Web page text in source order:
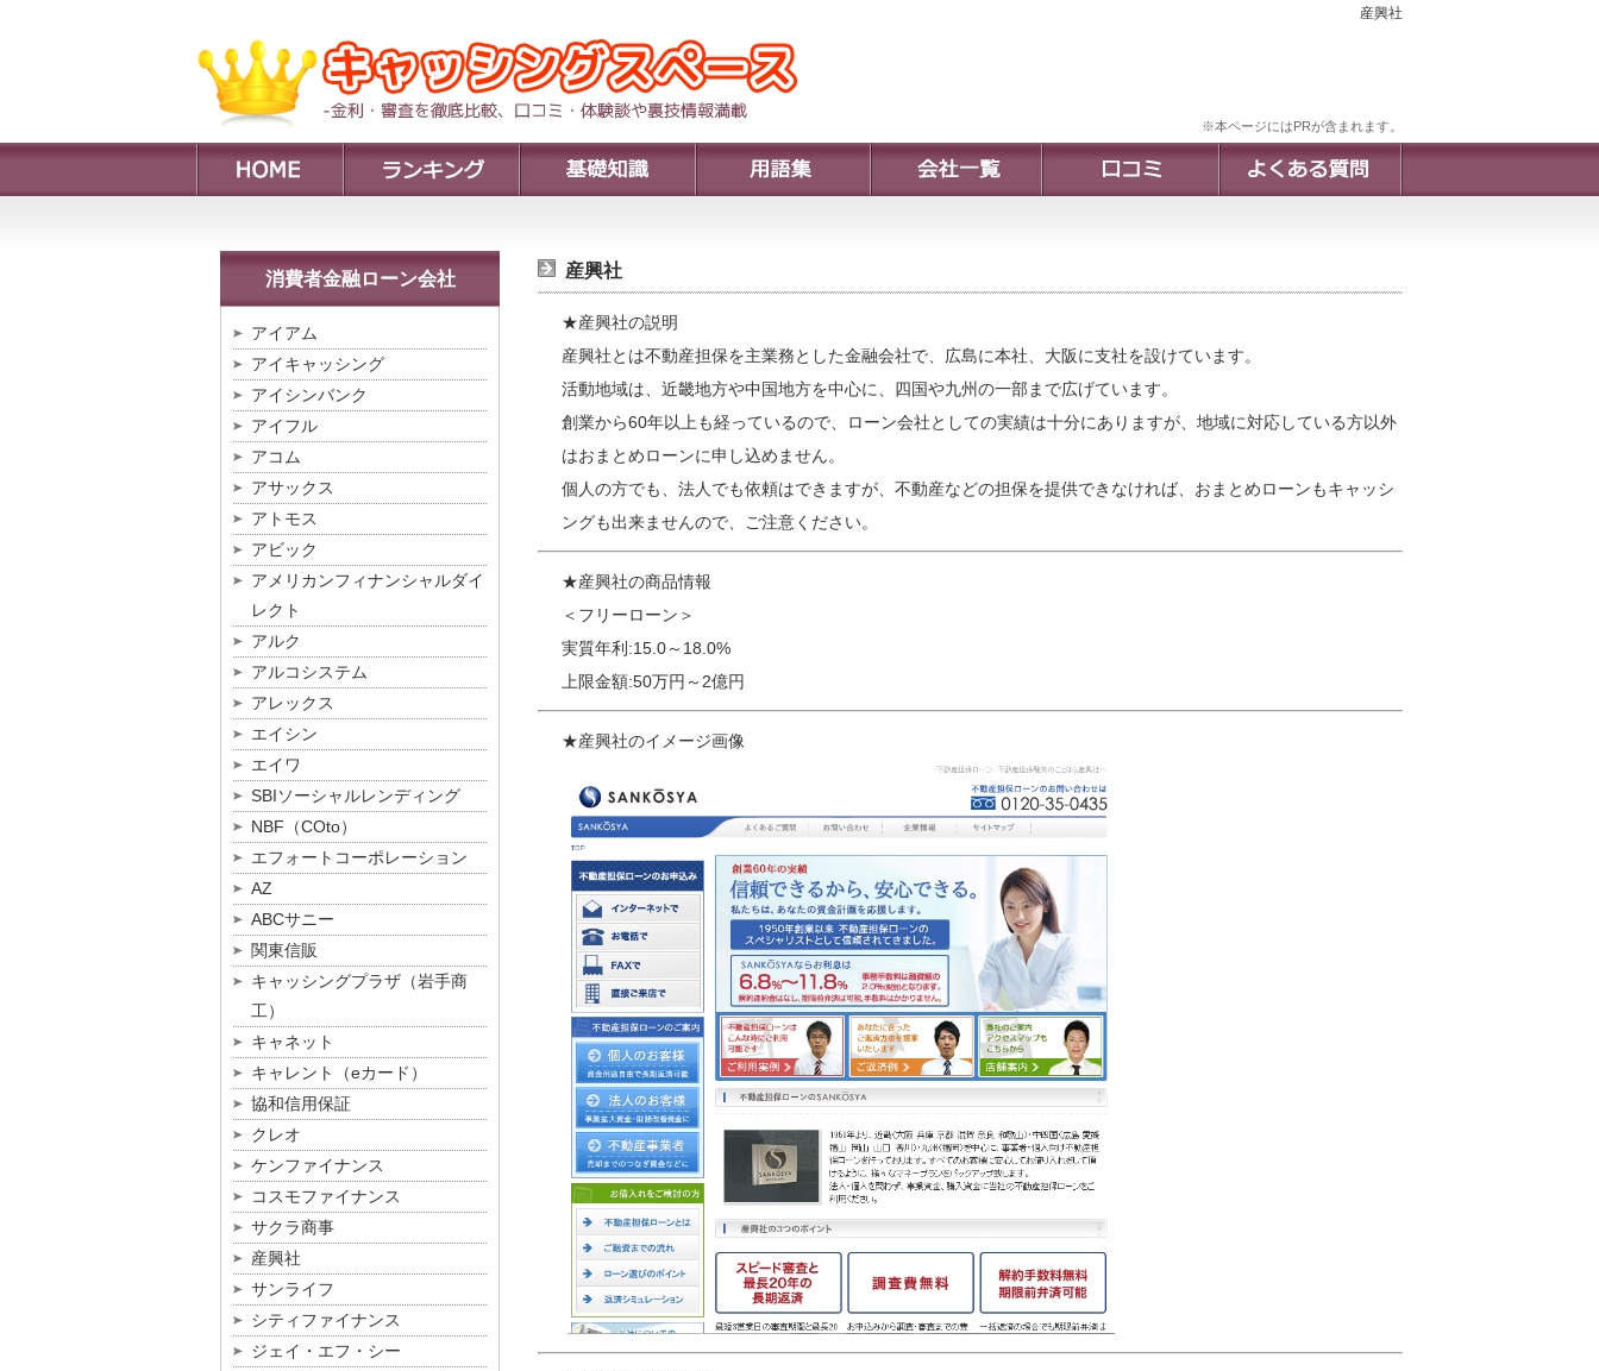
産興社
※本ページにはPRが含まれます。
消費者金融ローン会社
アイアム
アイキャッシング
アイシンバンク
アイフル
アコム
アサックス
アトモス
アビック
アメリカンフィナンシャルダイ
レクト
アルク
アルコシステム
アレックス
エイシン
エイワ
SBIソーシャルレンディング
NBF（COto）
エフォートコーポレーション
AZ
ABCサニー
関東信販
キャッシングプラザ（岩手商
工）
キャネット
キャレント（eカード）
協和信用保証
クレオ
ケンファイナンス
コスモファイナンス
サクラ商事
産興社
サンライフ
シティファイナンス
ジェイ・エフ・シー
産興社
★産興社の説明
産興社とは不動産担保を主業務とした金融会社で、広島に本社、大阪に支社を設けています。
活動地域は、近畿地方や中国地方を中心に、四国や九州の一部まで広げています。
創業から60年以上も経っているので、ローン会社としての実績は十分にありますが、地域に対応している方以外
はおまとめローンに申し込めません。
個人の方でも、法人でも依頼はできますが、不動産などの担保を提供できなければ、おまとめローンもキャッシ
ングも出来ませんので、ご注意ください。
★産興社の商品情報
＜フリーローン＞
実質年利:15.0～18.0%
上限金額:50万円～2億円
★産興社のイメージ画像